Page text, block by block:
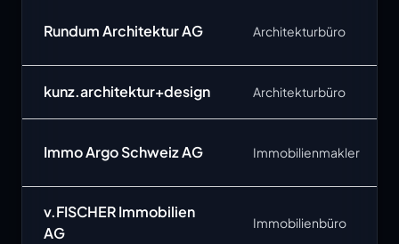
Rundum Architektur AG Architekturbüro
kunz.architektur+design Architekturbüro
Immo Argo Schweiz AG Immobilienmakler
v.FISCHER Immobilien
AG
Immobilienbüro